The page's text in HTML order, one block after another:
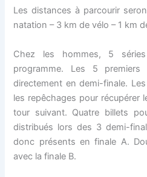
Les distances à parcourir
natation – 3 km de vélo – 1 km
Chez les hommes, 5
programme. Les 5 premiers
directement en demi-finale.
les repêchages pour récupérer
tour suivant. Quatre billets
distribués lors des 3 demi-
donc présents en finale A.
avec la finale B.